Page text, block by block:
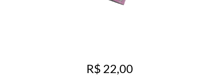
R$ 22,00